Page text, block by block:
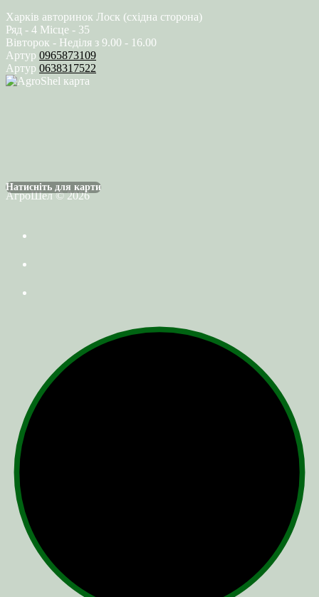
Харків авторинок Лоск (східна сторона)
Ряд - 4 Місце - 35
Вівторок - Неділя з 9.00 - 16.00
Артур 0965873109
Артур 0638317522
Натисніть для карти
АгроШел © 2026